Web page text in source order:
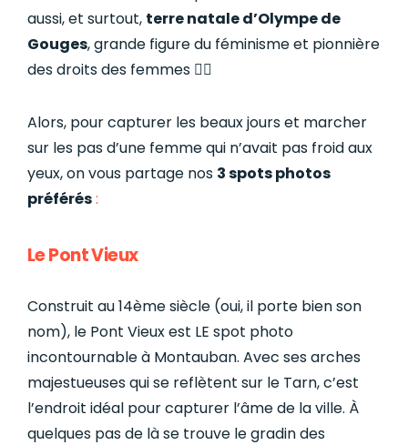
aussi, et surtout, terre natale d’Olympe de
Gouges, grande figure du féminisme et pionnière
des droits des femmes ✊🏼
Alors, pour capturer les beaux jours et marcher
sur les pas d’une femme qui n’avait pas froid aux
yeux, on vous partage nos 3 spots photos
préférés:
Le Pont Vieux
Construit au 14ème siècle (oui, il porte bien son
nom), le Pont Vieux est LE spot photo
incontournable à Montauban. Avec ses arches
majestueuses qui se reflètent sur le Tarn, c’est
l’endroit idéal pour capturer l’âme de la ville. À
quelques pas de là se trouve le gradin des